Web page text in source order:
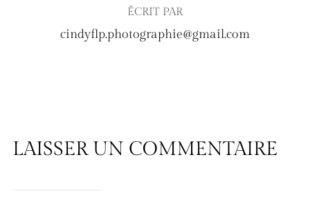
ÉCRIT PAR
cindyflp.photographie@gmail.com
LAISSER UN COMMENTAIRE